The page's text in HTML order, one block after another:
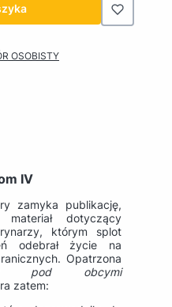
OSOBISTY
IV
zamyka publikację,
materiał dotyczący
którym splot
odebrał życie na
Opatrzona
pod obcymi
zatem: